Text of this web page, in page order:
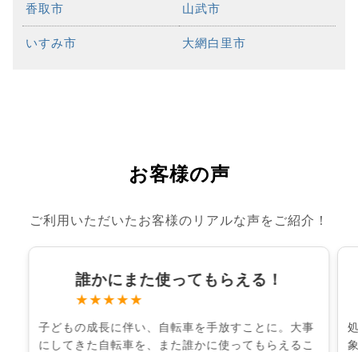
香取市 山武市
いすみ市 大網白里市
お客様の声
ご利用いただいたお客様のリアルな声をご紹介！
誰かにまた使ってもらえる！
★★★★★
子どもの成長に伴い、自転車を手放すことに。大事
にしてきた自転車を、また誰かに使ってもらえるこ